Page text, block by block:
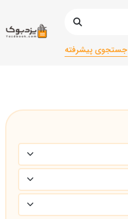
جستجوی پیشرفته